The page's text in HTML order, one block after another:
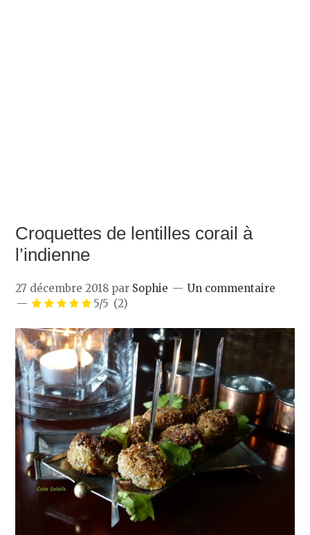
Croquettes de lentilles corail à
l’indienne
27 décembre 2018 par Sophie
Un commentaire
5/5 (2)